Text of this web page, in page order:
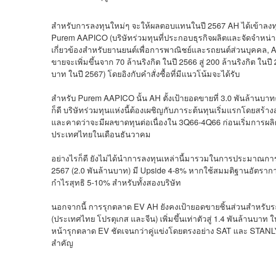
สำหรับการลงทุนใหม่ๆ จะให้ผลตอบแทนในปี 2567 AH ได้เข้าล
Purem AAPICO (บริษัทร่วมทุนที่ประกอบธุรกิจผลิตและจัดจำห
เกี่ยวข้องสำหรับยานยนต์เพื่อการพาณิชย์และรถยนต์ส่วนบุคคล,
ขายจะเพิ่มขึ้นจาก 70 ล้านริงกิต ในปี 2566 สู่ 200 ล้านริงกิต ใน
บาท ในปี 2567) โดยอิงกับคำสั่งซื้อที่มีแนวโน้มจะได้รับ
สำหรับ Purem AAPICO นั้น AH ตั้งเป้ายอดขายที่ 3.0 พันล้านบ
ก็ดี บริษัทร่วมทุนแห่งนี้ต้องเผชิญกับภาระต้นทุนเริ่มแรกโดยสร้า
และคาดว่าจะมีผลขาดทุนต่อเนื่องใน 3Q66-4Q66 ก่อนเริ่มการผ
ประเทศไทยในเดือนธันวาคม
อย่างไรก็ดี ยังไม่ได้นำการลงทุนเหล่านี้มารวมในการประมาณก
2567 (2.0 พันล้านบาท) มี Upside 4-8% หากใช้สมมติฐานอัตราก
กำไรสุทธิ 5-10% สำหรับทั้งสองบริษัท
นอกจากนี้ การรุกตลาด EV AH ยังคงเป้ายอดขายชิ้นส่วนสำหรั
(ประเทศไทย โปรตุเกส และจีน) เพิ่มขึ้นเท่าตัวสู่ 1.4 พันล้านบาท
หน้ารุกตลาด EV ชัดเจนกว่าคู่แข่งโดยตรงอย่าง SAT และ
สำคัญ